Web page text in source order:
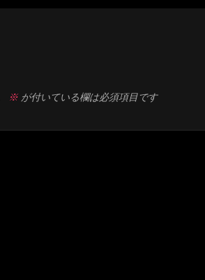
※が付いている欄は必須項目です